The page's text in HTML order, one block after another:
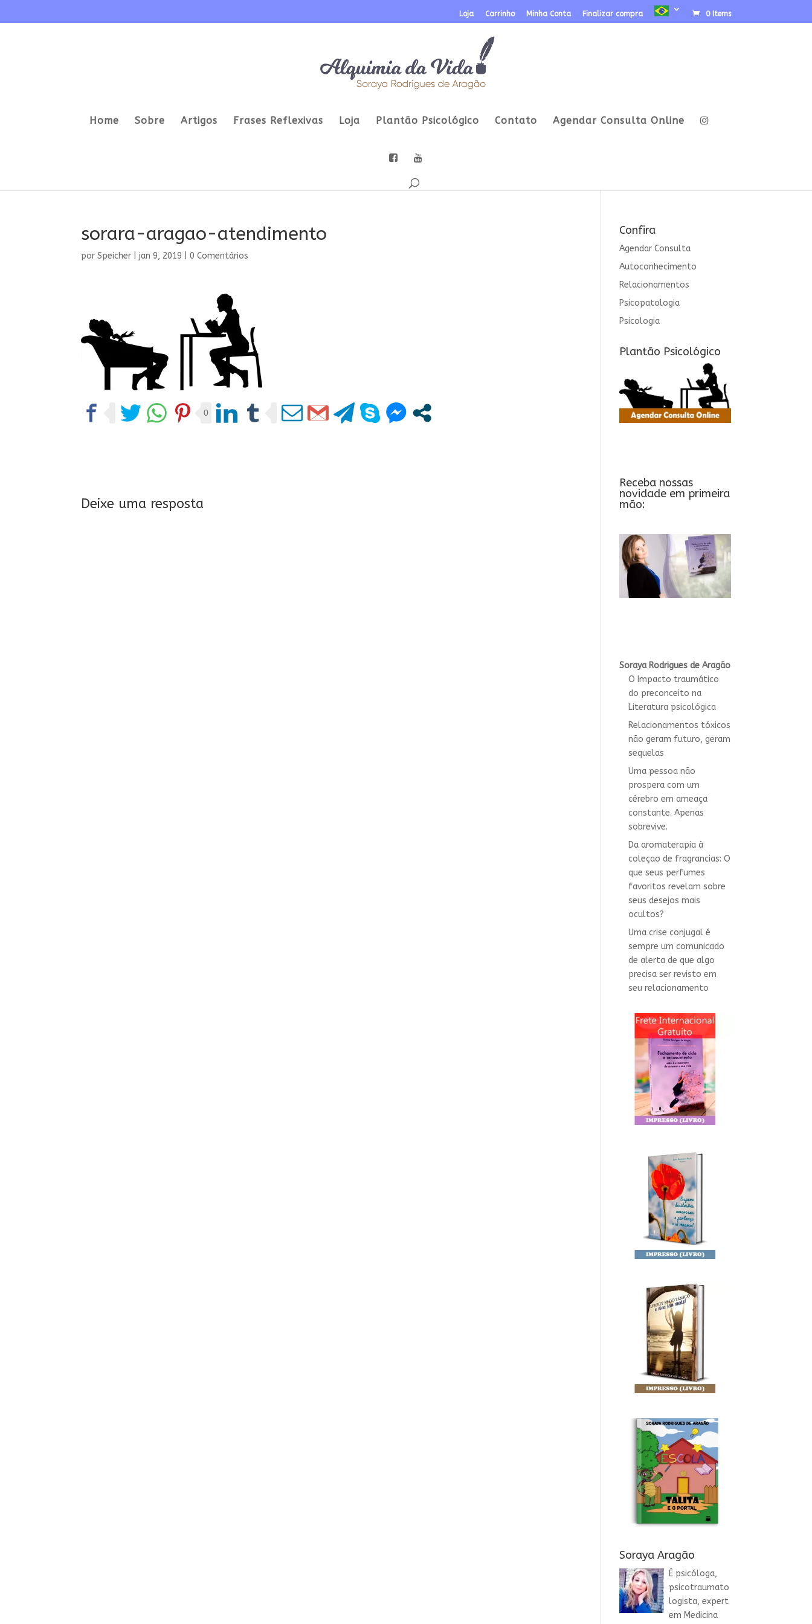
Loja Carrinho Minha Conta Finalizar compra 0 Items
Home Sobre Artigos Frases Reflexivas Loja Plantão Psicológico Contato Agendar Consulta Online
sorara-aragao-atendimento
porSpeicher |jan 9, 2019 |0 Comentários
0
Deixe uma resposta
Confira
Agendar Consulta
Autoconhecimento
Relacionamentos
Psicopatologia
Psicologia
Plantão Psicológico
Receba nossas
novidade em primeira
mão:
Soraya Rodrigues de Aragão
O Impacto traumático
do preconceito na
Literatura psicológica
Relacionamentos tóxicos
não geram futuro, geram
sequelas
Uma pessoa não
prospera com um
cérebro em ameaça
constante. Apenas
sobrevive.
Da aromaterapia à
coleçao de fragrancias: O
que seus perfumes
favoritos revelam sobre
seus desejos mais
ocultos?
Uma crise conjugal é
sempre um comunicado
de alerta de que algo
precisa ser revisto em
seu relacionamento
Soraya Aragão
É psicóloga,
psicotraumato
logista, expert
em Medicina